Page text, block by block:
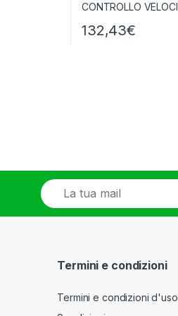
132,43€
E
m
a
Termini e condizioni
Termini e condizioni d'uso